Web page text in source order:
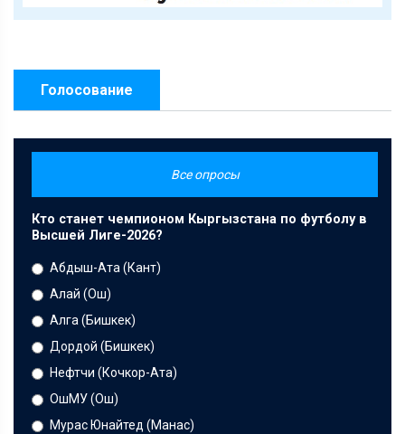
Голосование
Все опросы
Кто станет чемпионом Кыргызстана по футболу в
Высшей Лиге-2026?
Абдыш-Ата (Кант)
Алай (Ош)
Алга (Бишкек)
Дордой (Бишкек)
Нефтчи (Кочкор-Ата)
ОшМУ (Ош)
Мурас Юнайтед (Манас)